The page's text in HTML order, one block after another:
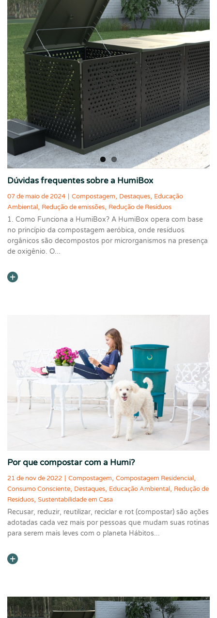
Dúvidas frequentes sobre a HumiBox
07 de maio de 2024 | Compostagem, Destaques, Educação
Ambiental, Redução de emissões, Redução de Resíduos
1. Como Funciona a HumiBox? A HumiBox opera com base
no princípio da compostagem aeróbica, onde resíduos
orgânicos são decompostos por microrganismos na presença
de oxigênio. O
Por que compostar com a Humi?
21 de nov de 2022 | Compostagem, Compostagem Residencial,
Consumo Consciente, Destaques, Educação Ambiental, Redução de
Resíduos, Sustentabilidade em Casa
Recusar, reduzir, reutilizar, reciclar e rot (compostar) são ações
adotadas cada vez mais por pessoas que mudam suas rotinas
para serem mais leves com o planeta Hábitos